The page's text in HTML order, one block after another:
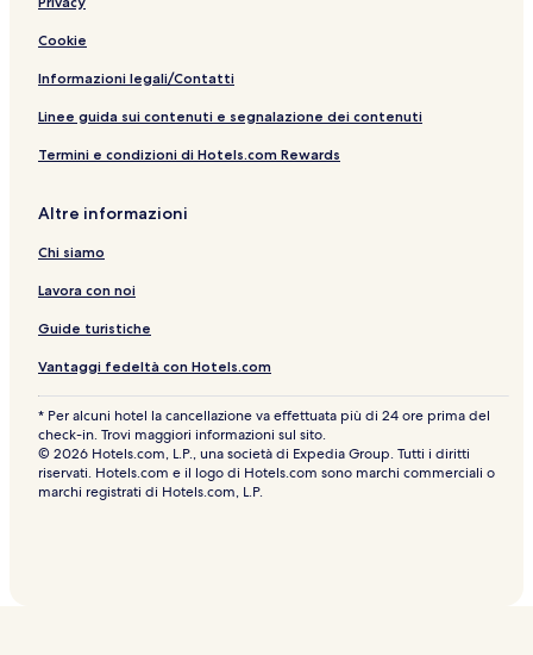
Cookie
Informazioni legali/Contatti
Linee guida sui contenuti e segnalazione dei contenuti
Termini e condizioni di Hotels.com Rewards
Altre informazioni
Chi siamo
Lavora con noi
Guide turistiche
Vantaggi fedeltà con Hotels.com
* Per alcuni hotel la cancellazione va effettuata più di 24 ore prima del
check-in. Trovi maggiori informazioni sul sito.
© 2026 Hotels.com, L.P., una società di Expedia Group. Tutti i diritti
riservati. Hotels.com e il logo di Hotels.com sono marchi commerciali o
marchi registrati di Hotels.com, L.P.